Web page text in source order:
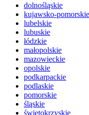
dolnośląskie
kujawsko-pomorskie
lubelskie
lubuskie
łódzkie
małopolskie
mazowieckie
opolskie
podkarpackie
podlaskie
pomorskie
śląskie
świętokrzyskie